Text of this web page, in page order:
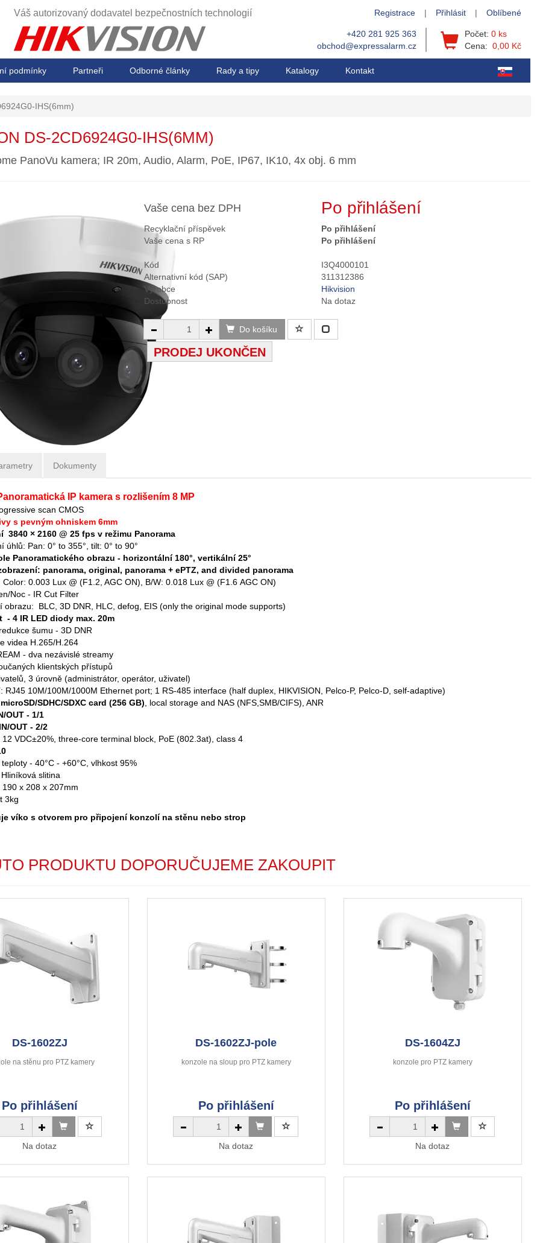
Váš autorizovaný dodavatel bezpečnostních technologií Registrace | Přihlásit | Oblíbené
+420 281 925 363
obchod@expressalarm.cz
Počet: 0 ks
Cena: 0,00 Kč
podmínky Partneři Odborné články Rady a tipy Katalogy Kontakt
IHS(6mm)
DS-2CD6924G0-IHS(6MM)
PanoVu kamera; IR 20m, Audio, Alarm, PoE, IP67, IK10, 4x obj. 6 mm
Vaše cena bez DPH Po přihlášení
Recyklační příspěvek
Po přihlášení
Vaše cena s RP
Po přihlášení
Kód
I3Q4000101
Alternativní kód (SAP)
311312386
Výrobce
Hikvision
Dostupnost
Na dotaz
Do košíku
PRODEJ UKONČEN
Dokumenty
IP kamera s rozlišením 8 MP
scan CMOS
s pevným ohniskem 6mm
3840 × 2160 @ 25 fps v režimu Panorama
úhlů: Pan: 0° to 355°, tilt: 0° to 90°
Panoramatického obrazu - horizontální 180°, vertikální 25°
panorama, original, panorama + ePTZ, and divided panorama
Color: 0.003 Lux @ (F1.2, AGC ON), B/W: 0.018 Lux @ (F1.6 AGC ON)
Noc - IR Cut Filter
obrazu: BLC, 3D DNR, HLC, defog, EIS (only the original mode supports)
- 4 IR LED diody max. 20m
šumu - 3D DNR
videa H.265/H.264
- dva nezávislé streamy
klientských přístupů
3 úrovně (administrátor, operátor, uživatel)
RJ45 10M/100M/1000M Ethernet port; 1 RS-485 interface (half duplex, HIKVISION, Pelco-P, Pelco-D, self-adaptive)
microSD/SDHC/SDXC card (256 GB), local storage and NAS (NFS,SMB/CIFS), ANR
OUT - 1/1
OUT - 2/2
12 VDC±20%, three-core terminal block, PoE (802.3at), class 4
- 40°C - +60°C, vlhkost 95%
slitina
190 x 208 x 207mm
3kg
víko s otvorem pro připojení konzolí na stěnu nebo strop
PRODUKTU DOPORUČUJEME ZAKOUPIT
DS-1602ZJ
na stěnu pro PTZ kamery
Po přihlášení
Na dotaz
DS-1602ZJ-pole
konzole na sloup pro PTZ kamery
Po přihlášení
Na dotaz
DS-1604ZJ
konzole pro PTZ kamery
Po přihlášení
Na dotaz